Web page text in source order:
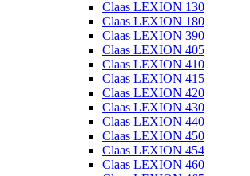
Claas LEXION 130
Claas LEXION 180
Claas LEXION 390
Claas LEXION 405
Claas LEXION 410
Claas LEXION 415
Claas LEXION 420
Claas LEXION 430
Claas LEXION 440
Claas LEXION 450
Claas LEXION 454
Claas LEXION 460